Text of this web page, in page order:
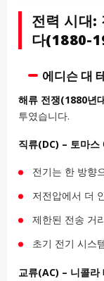
전력 시대:
다(1880-
에디슨 대
해류 전쟁(1880년
투였습니다.
직류(DC) – 토마스
전기는 한 방향
저전압에서 더
제한된 전송 거
초기 전기 시스
교류(AC) – 니콜라